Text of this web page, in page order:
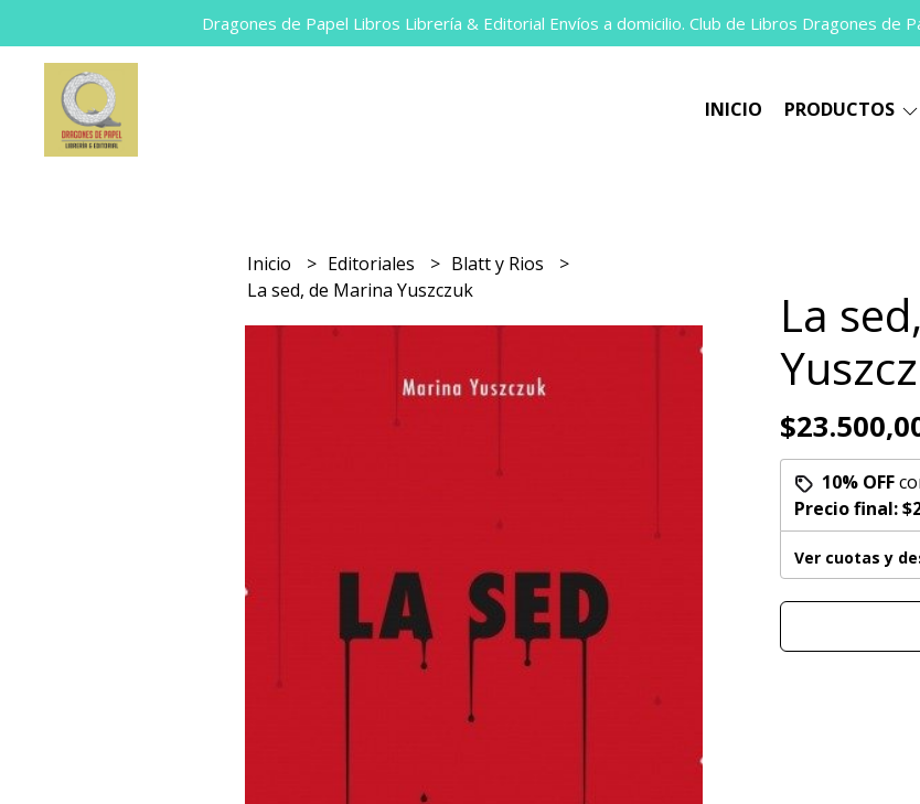
Dragones de Papel Libros Librería & Editorial Envíos a domicilio. Club de Libros Dragones de
INICIO PRODUCTOS
Inicio Editoriales
Blatt y Rios
La sed, de Marina Yuszczuk
La
10% OFF
Precio final:
Ver cuotas y